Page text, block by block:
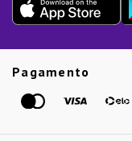
Presente de Natal
Pagamento